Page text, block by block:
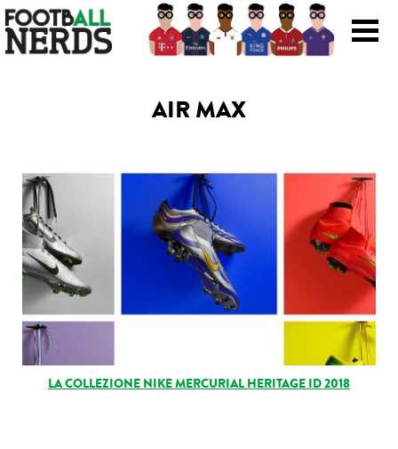
Search
Scarpe
Maglie
Accessori
Magazine Roba Da Nerds
Football Viral
AIR MAX
LA COLLEZIONE NIKE MERCURIAL HERITAGE ID 2018